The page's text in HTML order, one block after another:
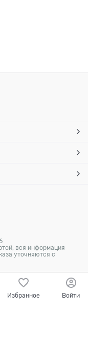
вся информация
уточняются с
Избранное Войти